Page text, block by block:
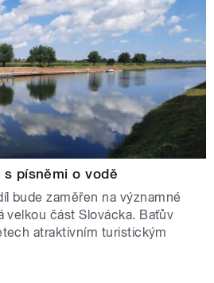
s písněmi o vodě
bude zaměřen na významné
velkou část Slovácka. Baťův
atraktivním turistickým